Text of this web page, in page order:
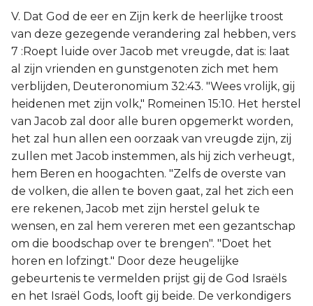
V. Dat God de eer en Zijn kerk de heerlijke troost
van deze gezegende verandering zal hebben, vers
7 :Roept luide over Jacob met vreugde, dat is: laat
al zijn vrienden en gunstgenoten zich met hem
verblijden, Deuteronomium 32:43. "Wees vrolijk, gij
heidenen met zijn volk," Romeinen 15:10. Het herstel
van Jacob zal door alle buren opgemerkt worden,
het zal hun allen een oorzaak van vreugde zijn, zij
zullen met Jacob instemmen, als hij zich verheugt,
hem Beren en hoogachten. "Zelfs de overste van
de volken, die allen te boven gaat, zal het zich een
ere rekenen, Jacob met zijn herstel geluk te
wensen, en zal hem vereren met een gezantschap
om die boodschap over te brengen". "Doet het
horen en lofzingt." Door deze heugelijke
gebeurtenis te vermelden prijst gij de God Israëls
en het Israël Gods, looft gij beide. De verkondigers